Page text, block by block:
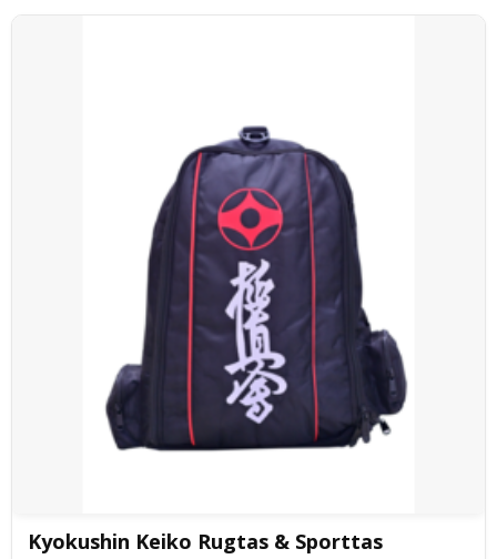
Kyokushin Keiko Rugtas & Sporttas